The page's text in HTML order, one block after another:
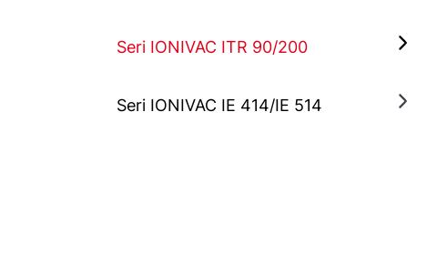
Seri IONIVAC ITR 90/200
Seri IONIVAC IE 414/IE 514